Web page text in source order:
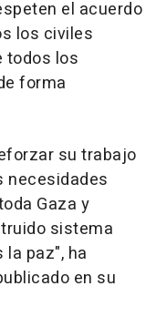
el acuerdo
los civiles
todos los
forma
su trabajo
necesidades
Gaza y
sistema
paz", ha
en su